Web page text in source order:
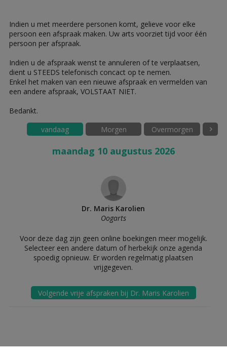
Indien u met meerdere personen komt, gelieve voor elke
persoon een afspraak maken. Uw arts voorziet tijd voor één
persoon per afspraak.
Indien u de afspraak wenst te annuleren of te verplaatsen,
dient u STEEDS telefonisch concact op te nemen.
Enkel het maken van een nieuwe afspraak en vermelden van
een andere afspraak, VOLSTAAT NIET.
Bedankt.
vandaag
Morgen Overmorgen
maandag 10 augustus 2026
Dr. Maris Karolien
Oogarts
Voor deze dag zijn geen online boekingen meer mogelijk.
Selecteer een andere datum of herbekijk onze agenda
spoedig opnieuw. Er worden regelmatig plaatsen
vrijgegeven.
Volgende vrije afspraken bij Dr. Maris Karolien